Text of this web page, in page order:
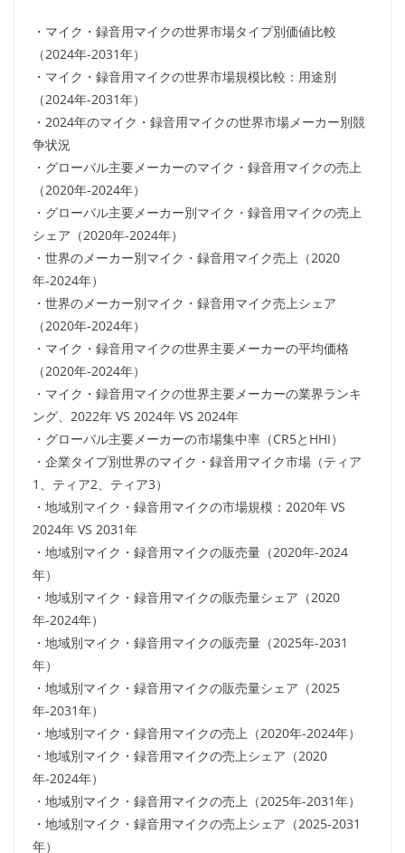
・マイク・録音用マイクの世界市場タイプ別価値比較
（2024年-2031年）
・マイク・録音用マイクの世界市場規模比較：用途別
（2024年-2031年）
・2024年のマイク・録音用マイクの世界市場メーカー別競
争状況
・グローバル主要メーカーのマイク・録音用マイクの売上
（2020年-2024年）
・グローバル主要メーカー別マイク・録音用マイクの売上
シェア（2020年-2024年）
・世界のメーカー別マイク・録音用マイク売上（2020
年-2024年）
・世界のメーカー別マイク・録音用マイク売上シェア
（2020年-2024年）
・マイク・録音用マイクの世界主要メーカーの平均価格
（2020年-2024年）
・マイク・録音用マイクの世界主要メーカーの業界ランキ
ング、2022年 VS 2024年 VS 2024年
・グローバル主要メーカーの市場集中率（CR5とHHI）
・企業タイプ別世界のマイク・録音用マイク市場（ティア
1、ティア2、ティア3）
・地域別マイク・録音用マイクの市場規模：2020年 VS
2024年 VS 2031年
・地域別マイク・録音用マイクの販売量（2020年-2024
年）
・地域別マイク・録音用マイクの販売量シェア（2020
年-2024年）
・地域別マイク・録音用マイクの販売量（2025年-2031
年）
・地域別マイク・録音用マイクの販売量シェア（2025
年-2031年）
・地域別マイク・録音用マイクの売上（2020年-2024年）
・地域別マイク・録音用マイクの売上シェア（2020
年-2024年）
・地域別マイク・録音用マイクの売上（2025年-2031年）
・地域別マイク・録音用マイクの売上シェア（2025-2031
年）